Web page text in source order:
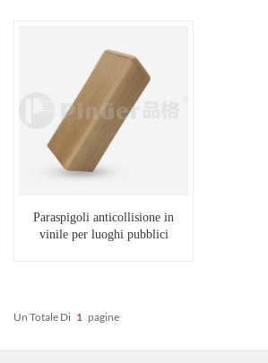
Paraspigoli anticollisione in
vinile per luoghi pubblici
Un Totale Di 1 Pagine